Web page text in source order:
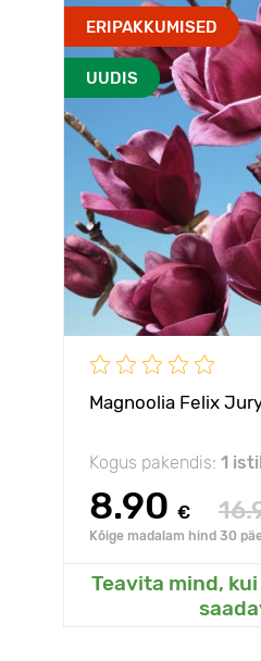
ERIPAKKUMISED
UUDIS
Magnoolia Felix
Kogus pakendis: 1
8.90 €
Kõige madalam hind 30
Teavita mind,